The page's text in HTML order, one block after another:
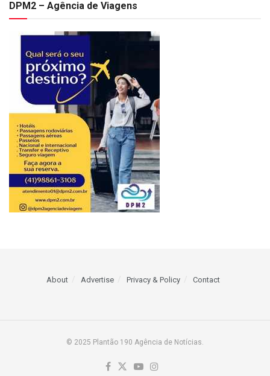
DPM2 – Agência de Viagens
About Advertise Privacy & Policy Contact
© 2025 Plantão 190 Agência de Notícias.